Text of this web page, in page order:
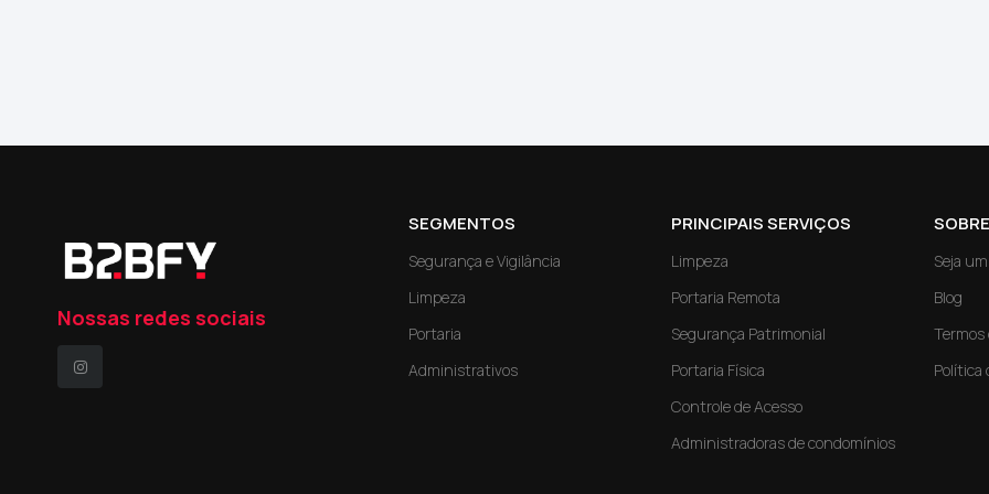
Nossas redes sociais
SEGMENTOS
Segurança e Vigilância
Limpeza
Portaria
Administrativos
PRINCIPAIS SERVIÇOS
Limpeza
Portaria Remota
Segurança Patrimonial
Portaria Física
Controle de Acesso
Administradoras de condomínios
Seja
Blog
Termos
Política